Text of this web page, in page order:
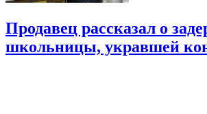
Продавец рассказал о
школьницы, укравшей